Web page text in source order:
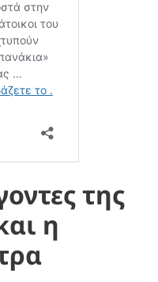
της
η